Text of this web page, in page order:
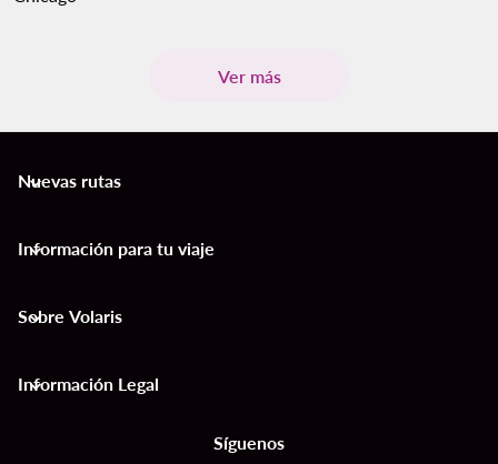
Ver más
Nuevas rutas
keyboard_arrow_down
Información para tu viaje
keyboard_arrow_down
Sobre Volaris
keyboard_arrow_down
Información Legal
keyboard_arrow_down
Síguenos